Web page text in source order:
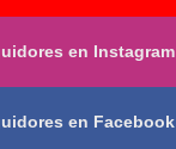
en Instagram
en Facebook